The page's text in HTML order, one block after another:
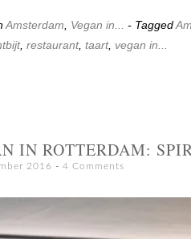
Amsterdam Vegan in... - Tagged
, restaurant, taart, vegan in...
IN ROTTERDAM:
2016 4 Comments